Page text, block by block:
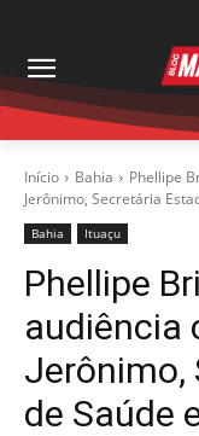
Início Bahia
Phellipe
Jerônimo, Secretária
Bahia Ituaçu
Phellipe
audiência
Jerônimo,
de Saúde